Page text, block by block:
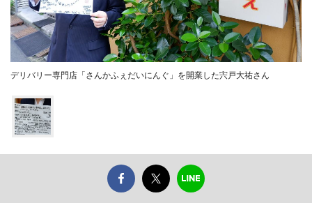
デリバリー専門店「さんかふぇだいにんぐ」を開業した宍戸大祐さん